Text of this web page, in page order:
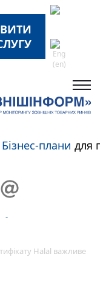
Бізнес-планидля
-
Halal важливе